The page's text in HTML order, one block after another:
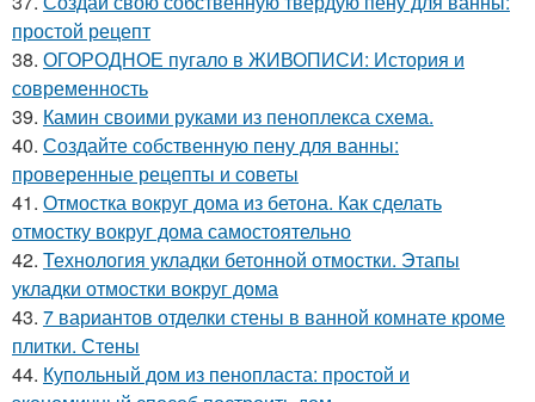
простой рецепт
38. ОГОРОДНОЕ пугало в ЖИВОПИСИ: История и
современность
39. Камин своими руками из пеноплекса схема.
40. Создайте собственную пену для ванны:
проверенные рецепты и советы
41. Отмостка вокруг дома из бетона. Как сделать
отмостку вокруг дома самостоятельно
42. Технология укладки бетонной отмостки. Этапы
укладки отмостки вокруг дома
43. 7 вариантов отделки стены в ванной комнате кроме
плитки. Стены
44. Купольный дом из пенопласта: простой и